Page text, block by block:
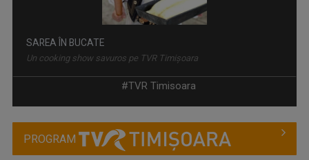
SAREA ÎN BUCATE
Un cooking show savuros pe TVR Timişoara
#TVR Timisoara
PROGRAM